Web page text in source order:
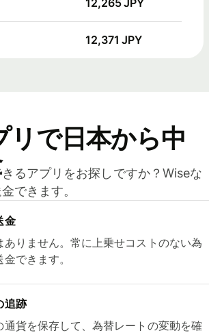
12,265 JPY
12,371 JPY
リで日本から中
るアプリをお探しですか？Wiseな
できます。
金
ありません。常に上乗せコストのない為
できます。
追跡
通貨を保存して、為替レートの変動を確